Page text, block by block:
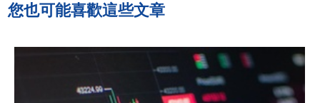
您也可能喜歡這些文章